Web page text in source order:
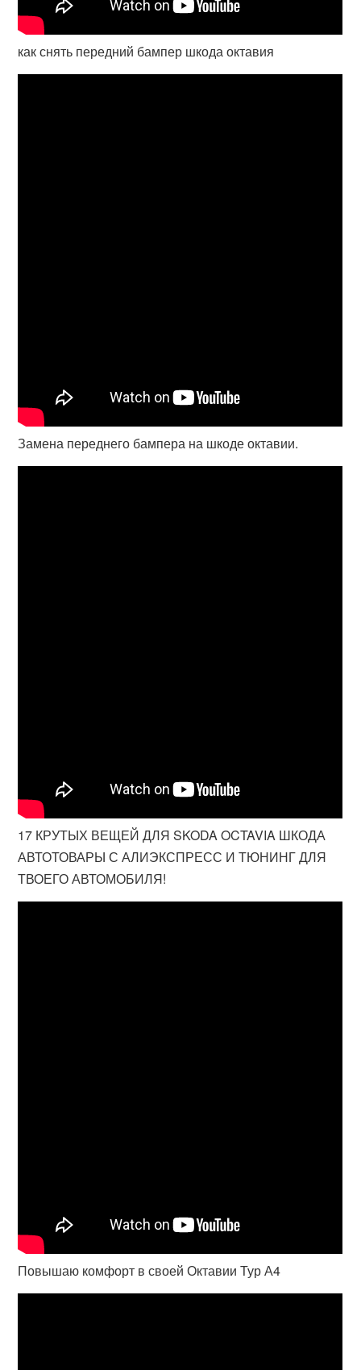
как снять передний бампер шкода октавия
Замена переднего бампера на шкоде октавии.
17 КРУТЫХ ВЕЩЕЙ ДЛЯ SKODA OCTAVIA ШКОДА
АВТОТОВАРЫ С АЛИЭКСПРЕСС И ТЮНИНГ ДЛЯ
ТВОЕГО АВТОМОБИЛЯ!
Повышаю комфорт в своей Октавии Тур А4